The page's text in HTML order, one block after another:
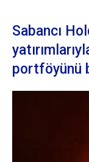
Sabancı
portföyünü